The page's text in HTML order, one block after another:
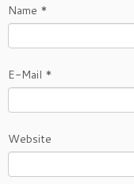
Name *
E-Mail *
Website